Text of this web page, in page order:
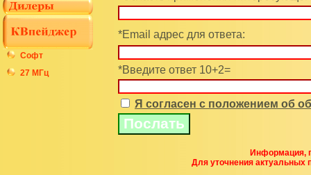
Софт
27 МГц
*Email адрес для ответа:
*Введите ответ 10+2=
Я согласен с положением об
Информация,
Для уточнения актуальных